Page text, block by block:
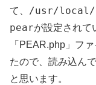
て、 /usr/local/
pearが設定されて
「PEAR.php」フ
たので、読み込ん
と思います。